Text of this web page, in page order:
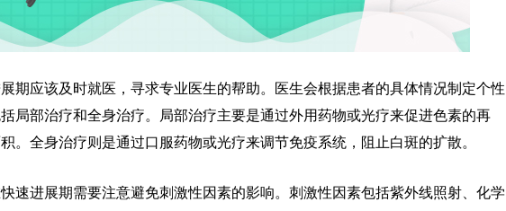
应该及时就医，寻求专业医生的帮助。医生会根据患者的具体情况制定个性
局部治疗和全身治疗。局部治疗主要是通过外用药物或光疗来促进色素的再
。全身治疗则是通过口服药物或光疗来调节免疫系统，阻止白斑的扩散。
进展期需要注意避免刺激性因素的影响。刺激性因素包括紫外线照射、化学